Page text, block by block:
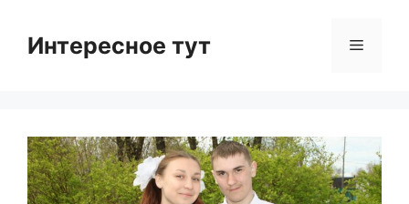
contentИнтересное тут Menu